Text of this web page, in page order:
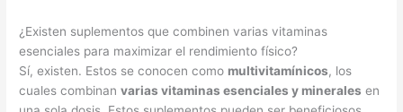
¿Existen suplementos que combinen varias vitaminas
esenciales para maximizar el rendimiento físico?
Sí, existen. Estos se conocen como multivitamínicos, los
cuales combinanvarias vitaminas esenciales y minerales en